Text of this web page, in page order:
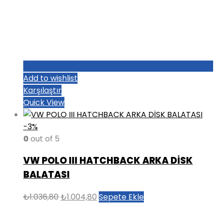
Add to wishlist
Karşılaştır
Quick View
-3%
0 out of 5
VW POLO III HATCHBACK ARKA DİSK
BALATASI
₺1.036,80Orijinal
₺1.004,80 Şu
Sepete Ekle